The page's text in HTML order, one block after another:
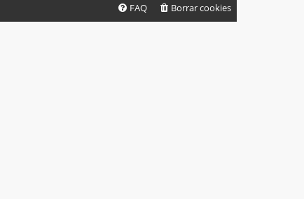
Borrar cookies
FAQ